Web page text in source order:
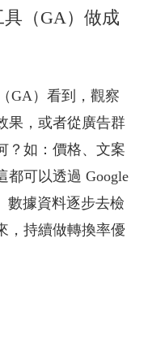
具（GA）做成
GA）看到，觀察
果，或者從廣告群
？如：價格、文案
都可以透過 Google
數據資料逐步去檢
，持續做轉換率優